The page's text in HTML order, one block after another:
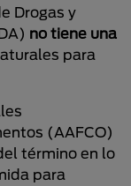
Drogas y
no tiene una
para
(AAFCO)
término en lo
para